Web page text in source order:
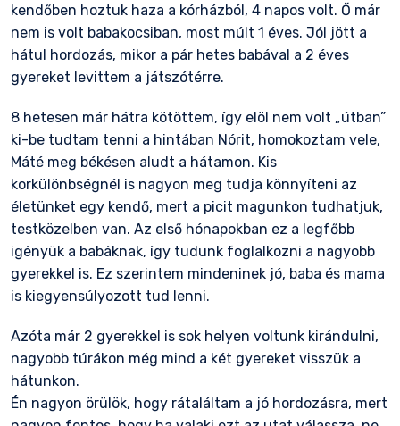
kendőben hoztuk haza a kórházból, 4 napos volt. Ő már
nem is volt babakocsiban, most múlt 1 éves. Jól jött a
hátul hordozás, mikor a pár hetes babával a 2 éves
gyereket levittem a játszótérre.
8 hetesen már hátra kötöttem, így elöl nem volt „útban”
ki-be tudtam tenni a hintában Nórit, homokoztam vele,
Máté meg békésen aludt a hátamon. Kis
korkülönbségnél is nagyon meg tudja könnyíteni az
életünket egy kendő, mert a picit magunkon tudhatjuk,
testközelben van. Az első hónapokban ez a legfőbb
igényük a babáknak, így tudunk foglalkozni a nagyobb
gyerekkel is. Ez szerintem mindeninek jó, baba és mama
is kiegyensúlyozott tud lenni.
Azóta már 2 gyerekkel is sok helyen voltunk kirándulni,
nagyobb túrákon még mind a két gyereket visszük a
hátunkon.
Én nagyon örülök, hogy rátaláltam a jó hordozásra, mert